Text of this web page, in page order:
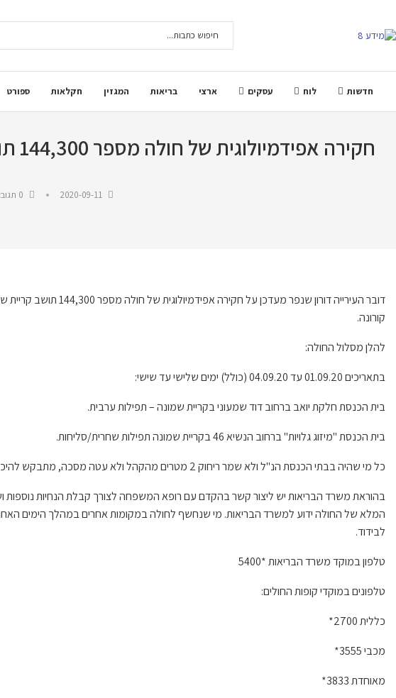
חדשות לוח עסקים ארצי בריאות המגזין חקלאות ספורט
חקירה אפידמיולוגית של חולה מספר 144,300 תושב קריית שמונה שנמצא היום (11/9) חיובי לנגיף קורונה
2020-09-11
קורונה.
להלן מסלול החולה:
בתאריכים 01.09.20 עד 04.09.20 (כולל) ימים שלישי עד שישי:
בית הכנסת חלקת יואב ברחוב דוד שמעוני בקריית שמונה – תפילות ערבית.
בית הכנסת "מיזוג גלויות" ברחוב הנשיא 46 בקריית שמונה תפילות שחרית/סליחות.
כל מי שהיה בבתי הכנסת הנ"ל ולא שמר ריחוק 2 מטרים מהקהל ולא עטה מסכה, מתבקש להיכנס לבידוד 14 ימים מתאריך החשיפה.
בהוראת משרד הבריאות יש ליצור קשר בהקדם עם רופא המשפחה לצורך קבלת הנחיות נוספות
המלא של החולה ידוע למשרד הבריאות. מי שנחשף לחולה במקומות אחרים במהלך הימים
לבידוד.
טלפון במוקד משרד הבריאות *5400
טלפונים במוקדי קופות החולים:
כללית 2700*
מכבי 3555*
מאוחדת 3833*